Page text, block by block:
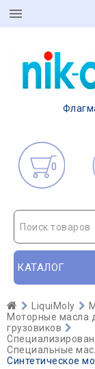
0
Поиск товаров
КАТАЛОГ
LiquiMoly
Моторные масла
грузовиков
Специальные
Синтетическое